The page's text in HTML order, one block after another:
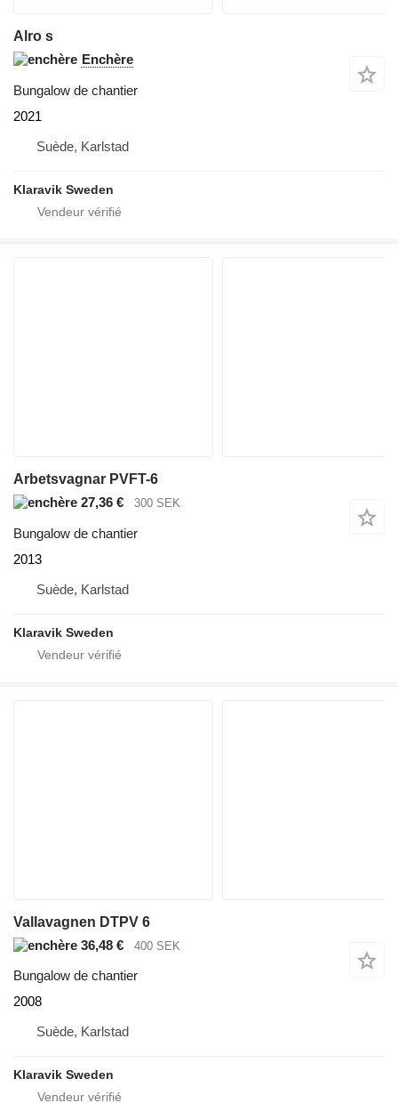
Alro s
Enchère
Bungalow de chantier
2021
Suède, Karlstad
Klaravik Sweden
Arbetsvagnar PVFT-6
27,36 €
300 SEK
Bungalow de chantier
2013
Suède, Karlstad
Klaravik Sweden
Vallavagnen DTPV 6
36,48 €
400 SEK
Bungalow de chantier
2008
Suède, Karlstad
Klaravik Sweden